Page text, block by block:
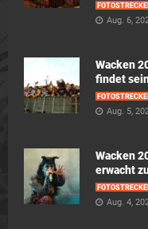
Aug. 6,
Wacken
findet
Aug. 5,
Wacken
erwacht
Aug. 4,